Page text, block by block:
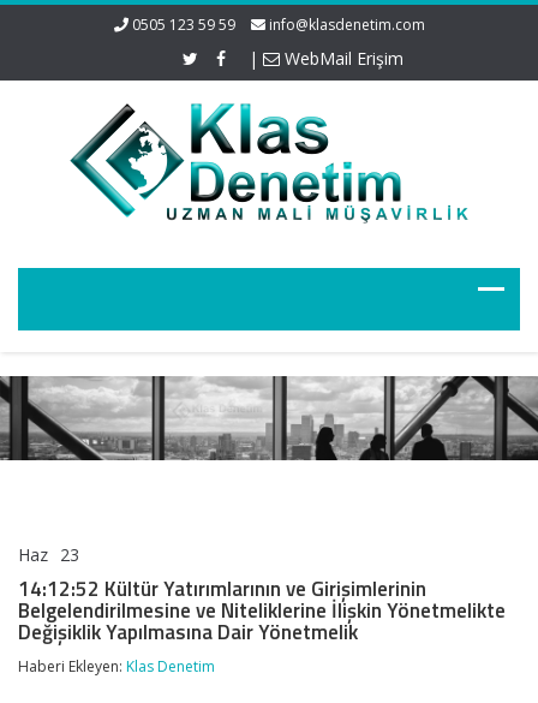
0505 123 59 59 info@klasdenetim.com
| WebMail Erişim
Haz 23
Yatırımlarının
ve
Girişimlerinin
Belgelendirilmesine
ve
14:12:52 Kültür Yatırımlarının ve Girişimlerinin
Belgelendirilmesine ve Niteliklerine İlişkin Yönetmelikte
Değişiklik Yapılmasına Dair Yönetmelik
Haberi Ekleyen: Klas Denetim